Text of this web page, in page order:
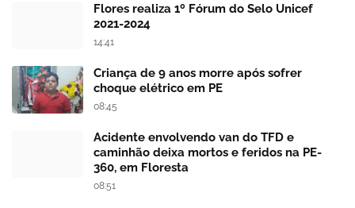
Flores realiza 1º Fórum do Selo Unicef
2021-2024
14:41
Criança de 9 anos morre após sofrer
choque elétrico em PE
08:45
Acidente envolvendo van do TFD e
caminhão deixa mortos e feridos na PE-
360, em Floresta
08:51